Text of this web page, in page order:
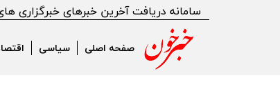
سامانه دریافت آخرین خبرهای خبرگزاری
صفحه اصلی سیاسی